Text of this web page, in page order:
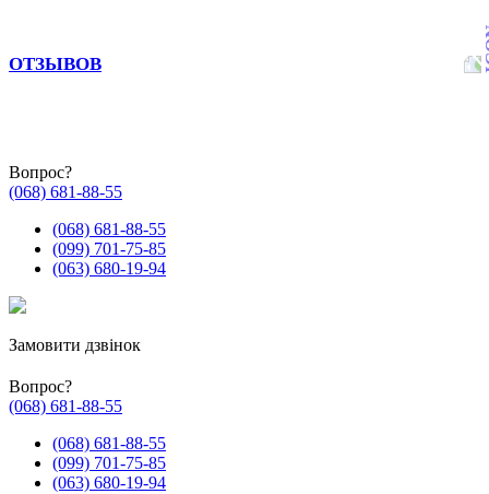
ОТЗЫВОВ
Вопрос?
(068) 681-88-55
(068) 681-88-55
(099) 701-75-85
(063) 680-19-94
Замовити дзвінок
Вопрос?
(068) 681-88-55
(068) 681-88-55
(099) 701-75-85
(063) 680-19-94